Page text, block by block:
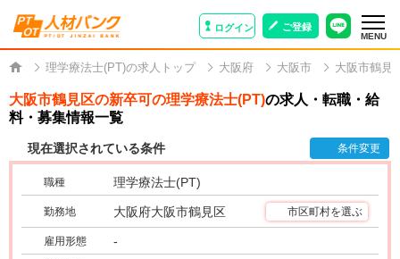
ログイン ご登録
MENU
理学療法士(PT)の求人トップ 大阪府 大阪市 大阪市鶴見
大阪市鶴見区の新卒可の理学療法士(PT)の求人・転職・給
料・募集情報一覧
現在選択されている条件 条件変更
職種 理学療法士(PT)
勤務地 大阪府大阪市鶴見区 市区町村を選ぶ
雇用形態 -